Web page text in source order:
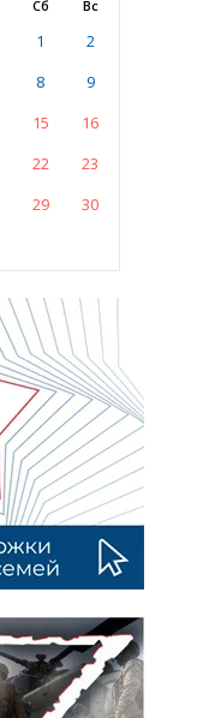
Сб Вс
1
2
8
9
15
16
22
23
29
30